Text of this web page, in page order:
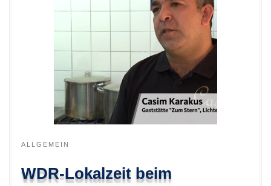
ALLGEMEIN
WDR-Lokalzeit beim